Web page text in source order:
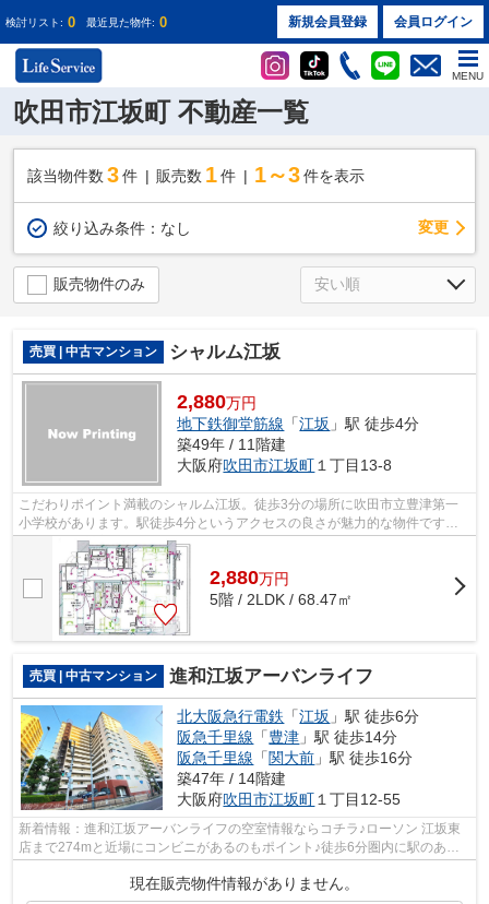
検討リスト: 0 最近見た物件: 0 新規会員登録 会員ログイン
MENU
吹田市江坂町 不動産一覧
該当物件数 3件 販売数 1 件 1～3 件を表示
絞り込み条件： なし 変更
販売物件のみ
売買 | 中古マンション シャルム江坂
2,880万円
地下鉄御堂筋線 「江坂 」駅 徒歩4分
築49年 / 11階建
大阪府吹田市江坂町 １丁目13-8
こだわりポイント満載のシャルム江坂。徒歩3分の場所に吹田市立豊津第一
小学校があります。駅徒歩4分というアクセスの良さが魅力的な物件です。
当社の経験豊富なスタッフがしっかりと...
2,880万円
5階 / 2LDK / 68.47㎡
売買 | 中古マンション 進和江坂アーバンライフ
北大阪急行電鉄 「江坂 」駅 徒歩6分
阪急千里線 「豊津 」駅 徒歩14分
阪急千里線 「関大前 」駅 徒歩16分
築47年 / 14階建
大阪府吹田市江坂町 １丁目12-55
新着情報：進和江坂アーバンライフの空室情報ならコチラ♪ローソン 江坂東
店まで274mと近場にコンビニがあるのもポイント♪徒歩6分圏内に駅のある
現在販売物件情報がありません。